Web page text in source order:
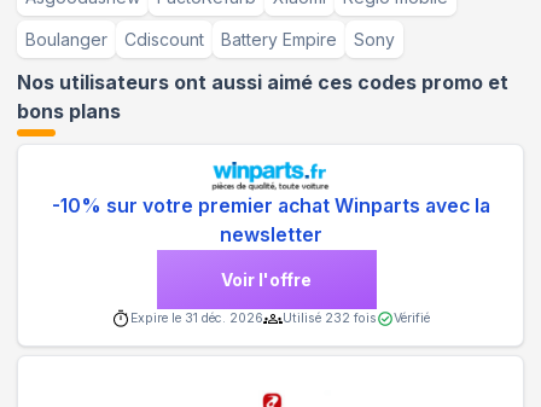
Boulanger Cdiscount Battery Empire Sony
Nos utilisateurs ont aussi aimé ces codes promo et
bons plans
-10% sur votre premier achat Winparts avec la
newsletter
Voir l'offre
Expire le 31 déc. 2026 Utilisé 232 fois Vérifié